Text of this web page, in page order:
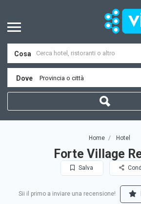
Cosa
Dove Provincia o città
Home Hotel
Forte Village
Salva
Sii il primo a inviare una recensione!